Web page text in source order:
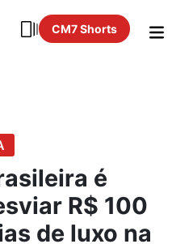
CM7 Shorts
é
R$ 100
de luxo na